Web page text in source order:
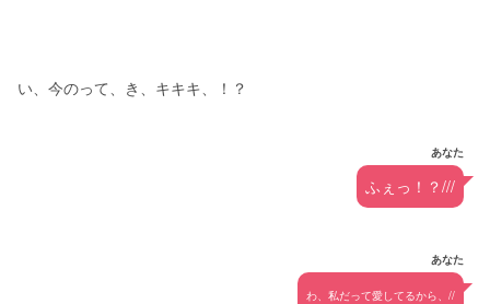
い、今のって、き、キキキ、！？
あなた
ふぇっ！？///
あなた
わ、私だって愛してるから、//